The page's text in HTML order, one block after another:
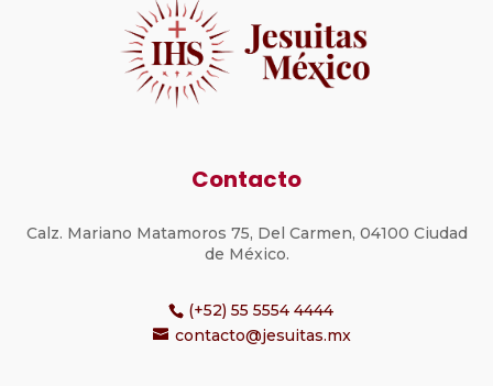
Contacto
Calz. Mariano Matamoros 75, Del Carmen, 04100 Ciudad
de México.
(+52) 55 5554 4444
contacto@jesuitas.mx